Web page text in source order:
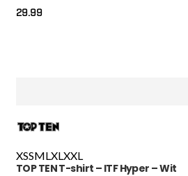
29.99
XSSML XL XXL
TOP TEN T-shirt – ITF Hyper – Wit